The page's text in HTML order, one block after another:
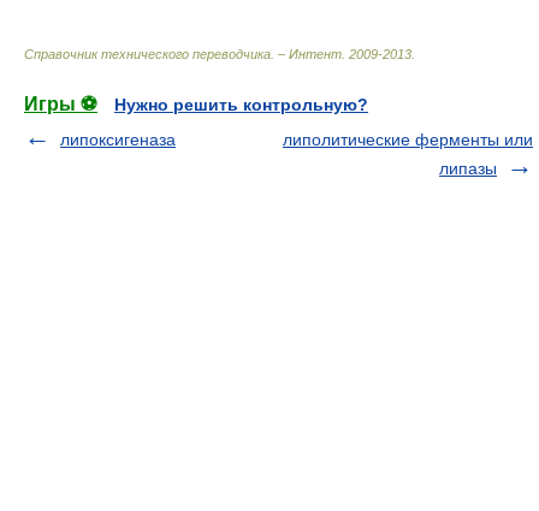
Справочник технического переводчика. – Интент 2009-2013
Игры ⚽
Нужно решить контрольную?
липоксигеназа
липолитические ферменты или
липазы